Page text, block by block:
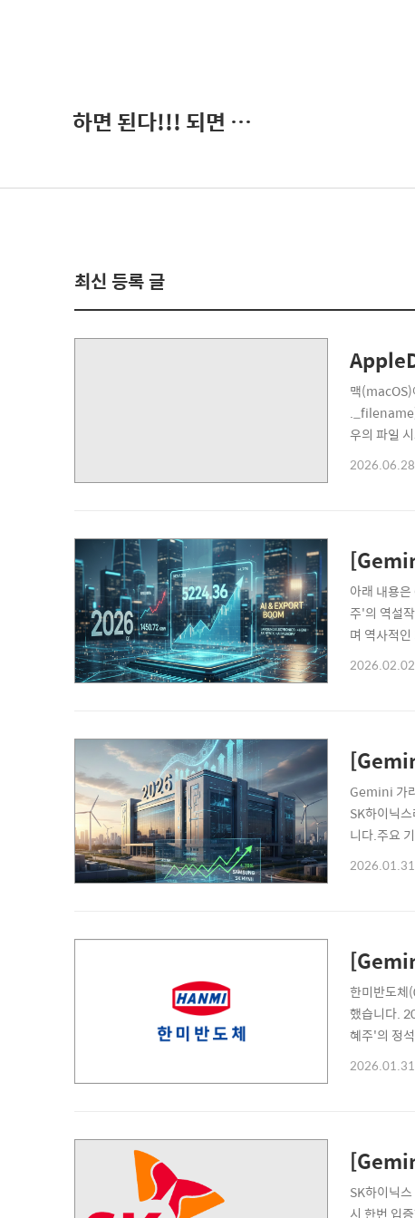
하면 된다!!! 되면 한다???
최신 등록 글
맥(macOS)
._filename)
우의 파일
이콘 위치,
아래 내용
주'의 역설
며 역사적
수세 유입
Gemini 가
SK하이닉
니다.주요
종목들은
한미반도체
했습니다.
혜주'의 정
에 달하는
SK하이닉
시 한번 입